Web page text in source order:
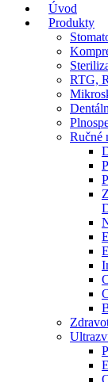
Úvod
Produkty
RTG,
Ručné